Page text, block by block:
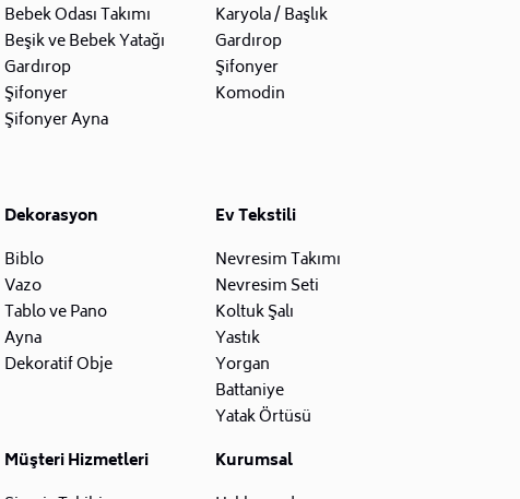
Bebek Odası Takımı
Beşik ve Bebek Yatağı
Gardırop
Şifonyer
Şifonyer Ayna
Karyola / Başlık
Gardırop
Şifonyer
Komodin
Dekorasyon
Biblo
Vazo
Tablo ve Pano
Ayna
Dekoratif Obje
Ev Tekstili
Nevresim Takımı
Nevresim Seti
Koltuk Şalı
Yastık
Yorgan
Battaniye
Yatak Örtüsü
Müşteri Hizmetleri
Kurumsal